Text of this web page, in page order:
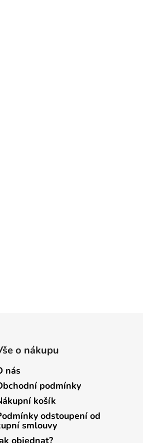
o nákupu
nás
podmínky
košík
odstoupení od
smlouvy